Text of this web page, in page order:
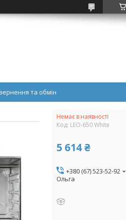
та обмін
Немає в наявності
Код: LEO-650 White
5 614 ₴
+380 (67) 523-52-92
Ольга